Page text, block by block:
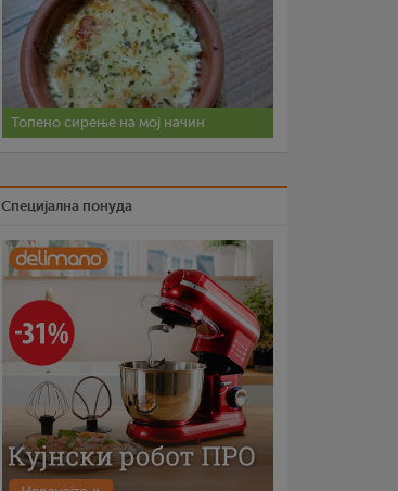
Топено сирење на мој начин
Специјална понуда